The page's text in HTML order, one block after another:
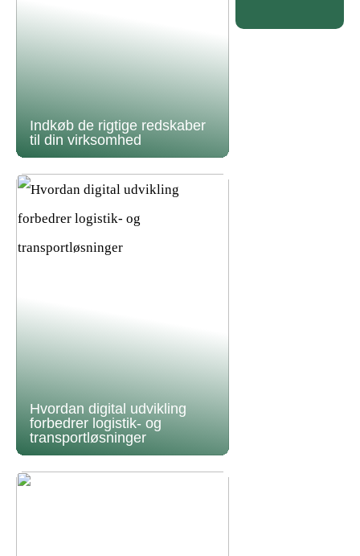
Indkøb de rigtige redskaber
til din virksomhed
Hvordan digital udvikling
forbedrer logistik- og
transportløsninger